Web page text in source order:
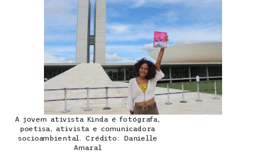
A jovem ativista Kinda é fotógrafa,
poetisa, ativista e comunicadora
socioambiental. Crédito: Danielle
Amaral